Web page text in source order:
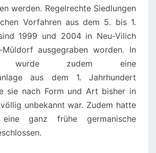
G
E
S
C
I
C
H
T
werden. Regelrechte Siedlungen
Vorfahren aus dem 5. bis 1.
1999 und 2004 in Neu-Vilich
ausgegraben worden. In
wurde zudem eine
aus dem 1. Jahrhundert
sie nach Form und Art bisher in
unbekannt war. Zudem hatte
ganz frühe germanische